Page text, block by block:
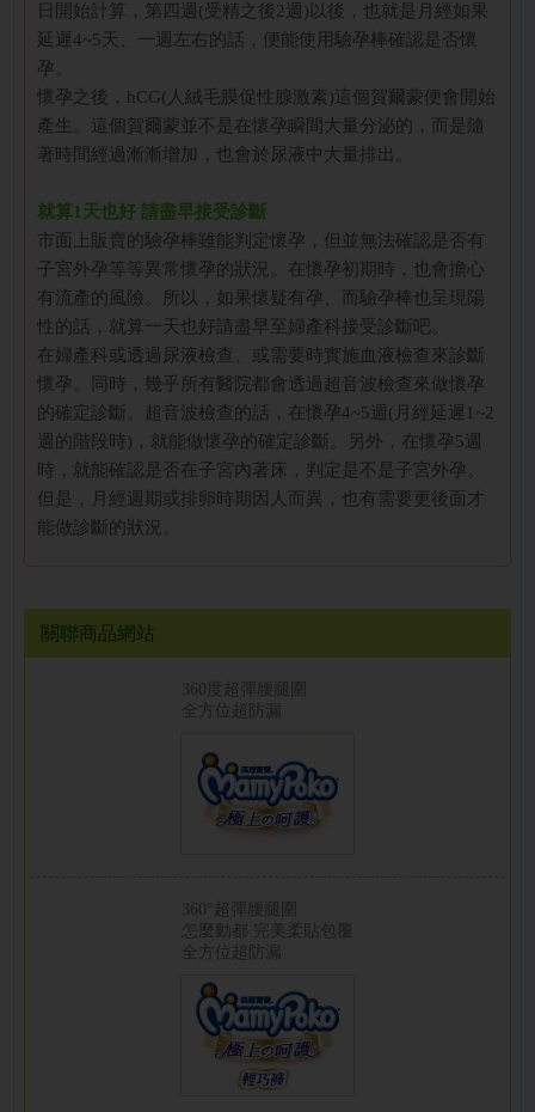
日開始計算，第四週(受精之後2週)以後，也就是月經如果
延遲4~5天、一週左右的話，便能使用驗孕棒確認是否懷
孕。
懷孕之後，hCG(人絨毛膜促性腺激素)這個賀爾蒙便會開始
產生。這個賀爾蒙並不是在懷孕瞬間大量分泌的，而是隨
著時間經過漸漸增加，也會於尿液中大量排出。
就算1天也好 請盡早接受診斷
市面上販賣的驗孕棒雖能判定懷孕，但並無法確認是否有
子宮外孕等等異常懷孕的狀況。在懷孕初期時，也會擔心
有流產的風險。所以，如果懷疑有孕、而驗孕棒也呈現陽
性的話，就算一天也好請盡早至婦產科接受診斷吧。
在婦產科或透過尿液檢查、或需要時實施血液檢查來診斷
懷孕。同時，幾乎所有醫院都會透過超音波檢查來做懷孕
的確定診斷。超音波檢查的話，在懷孕4~5週(月經延遲1~2
週的階段時)，就能做懷孕的確定診斷。另外，在懷孕5週
時，就能確認是否在子宮內著床，判定是不是子宮外孕。
但是，月經週期或排卵時期因人而異，也有需要更後面才
能做診斷的狀況。
關聯商品網站
360度超彈腰腿圍
全方位超防漏
360°超彈腰腿圍
怎麼動都 完美柔貼包覆
全方位超防漏